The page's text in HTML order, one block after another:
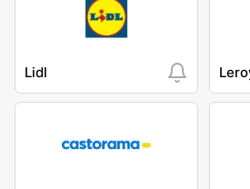
Lidl